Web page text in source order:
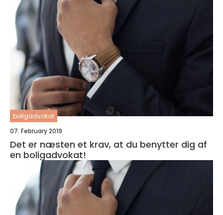
boligadvokat
07. February 2019
Det er næsten et krav, at du benytter dig af
en boligadvokat!